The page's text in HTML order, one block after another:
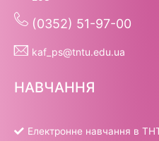
(0352) 51-97-00
kaf_ps@tntu.edu.ua
НАВЧАННЯ
Електронне навчання в